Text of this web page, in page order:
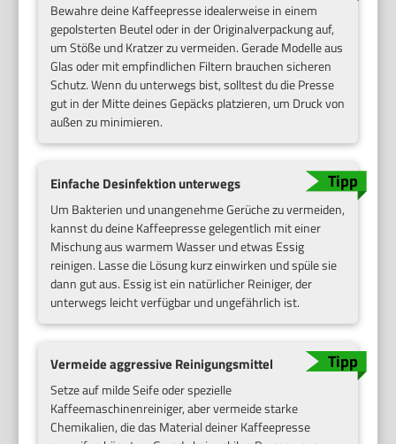
Bewahre deine Kaffeepresse idealerweise in einem
gepolsterten Beutel oder in der Originalverpackung auf,
um Stöße und Kratzer zu vermeiden. Gerade Modelle aus
Glas oder mit empfindlichen Filtern brauchen sicheren
Schutz. Wenn du unterwegs bist, solltest du die Presse
gut in der Mitte deines Gepäcks platzieren, um Druck von
außen zu minimieren.
Einfache Desinfektion unterwegs
Um Bakterien und unangenehme Gerüche zu vermeiden,
kannst du deine Kaffeepresse gelegentlich mit einer
Mischung aus warmem Wasser und etwas Essig
reinigen. Lasse die Lösung kurz einwirken und spüle sie
dann gut aus. Essig ist ein natürlicher Reiniger, der
unterwegs leicht verfügbar und ungefährlich ist.
Vermeide aggressive Reinigungsmittel
Setze auf milde Seife oder spezielle
Kaffeemaschinenreiniger, aber vermeide starke
Chemikalien, die das Material deiner Kaffeepresse